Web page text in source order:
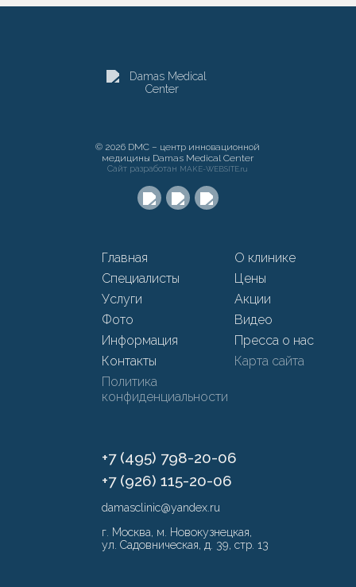
© 2026 DMC – центр инновационной
медицины Damas Medical Center
Сайт разработан MAKE-WEBSITE.ru
Главная
О клинике
Специалисты
Цены
Услуги
Акции
Фото
Видео
Информация
Пресса о нас
Контакты
Карта сайта
Политика
конфиденциальности
+7 (495) 798-20-06
+7 (926) 115-20-06
damasclinic@yandex.ru
г. Москва, м. Новокузнецкая,
ул. Садовническая, д. 39, стр. 13